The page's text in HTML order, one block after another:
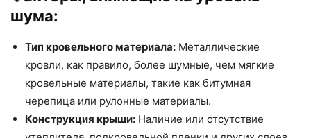
шума:
Тип кровельного материала: Металлические
кровли, как правило, более шумные, чем мягкие
кровельные материалы, такие как битумная
черепица или рулонные материалы.
Конструкция крыши: Наличие или отсутствие